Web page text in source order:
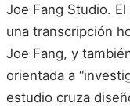
Joe Fang Studio.
una transcripción
Joe Fang, y
orientada a
estudio cruza